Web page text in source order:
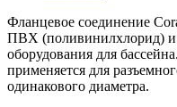
Фланцевое соединение
ПВХ (поливинилхлорид) и
оборудования для
применяется для
одинакового диаметра.